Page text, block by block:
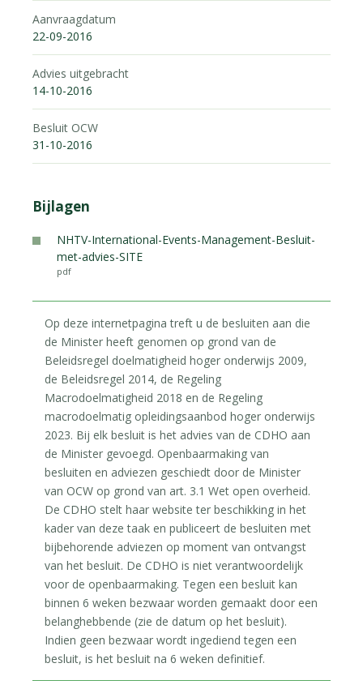
Aanvraagdatum
22-09-2016
Advies uitgebracht
14-10-2016
Besluit OCW
31-10-2016
Bijlagen
NHTV-International-Events-Management-Besluit-
met-advies-SITE
pdf
Op deze internetpagina treft u de besluiten aan die
de Minister heeft genomen op grond van de
Beleidsregel doelmatigheid hoger onderwijs 2009,
de Beleidsregel 2014, de Regeling
Macrodoelmatigheid 2018 en de Regeling
macrodoelmatig opleidingsaanbod hoger onderwijs
2023. Bij elk besluit is het advies van de CDHO aan
de Minister gevoegd. Openbaarmaking van
besluiten en adviezen geschiedt door de Minister
van OCW op grond van art. 3.1 Wet open overheid.
De CDHO stelt haar website ter beschikking in het
kader van deze taak en publiceert de besluiten met
bijbehorende adviezen op moment van ontvangst
van het besluit. De CDHO is niet verantwoordelijk
voor de openbaarmaking. Tegen een besluit kan
binnen 6 weken bezwaar worden gemaakt door een
belanghebbende (zie de datum op het besluit).
Indien geen bezwaar wordt ingediend tegen een
besluit, is het besluit na 6 weken definitief.